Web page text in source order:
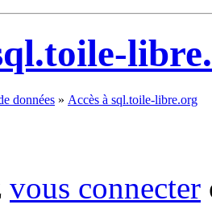
données » Accès à sql.toile-libre.org
vous connecter